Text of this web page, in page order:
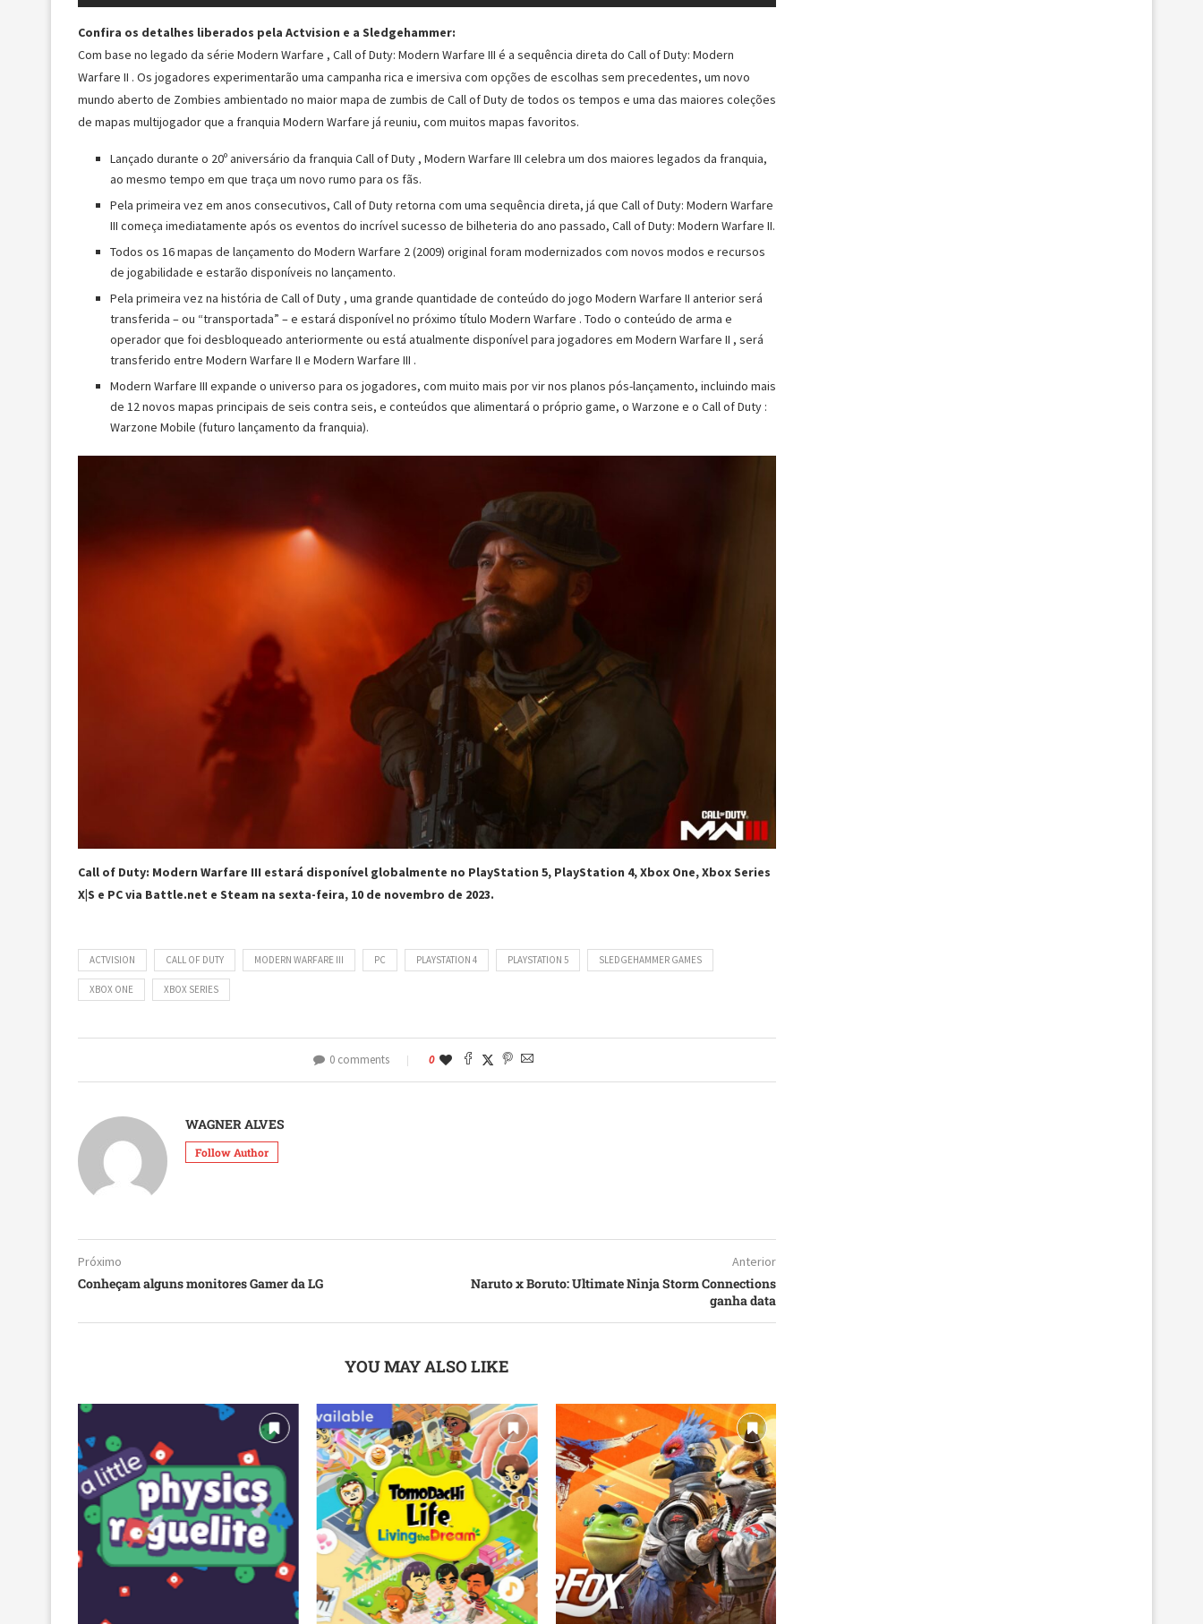
Confira os detalhes liberados pela Actvision e a Sledgehammer:
Com base no legado da série Modern Warfare , Call of Duty: Modern Warfare III é a sequência direta do Call of Duty: Modern
Warfare II . Os jogadores experimentarão uma campanha rica e imersiva com opções de escolhas sem precedentes, um novo
mundo aberto de Zombies ambientado no maior mapa de zumbis de Call of Duty de todos os tempos e uma das maiores coleções
de mapas multijogador que a franquia Modern Warfare já reuniu, com muitos mapas favoritos.
Lançado durante o 20º aniversário da franquia Call of Duty , Modern Warfare III celebra um dos maiores legados da franquia,
ao mesmo tempo em que traça um novo rumo para os fãs.
Pela primeira vez em anos consecutivos, Call of Duty retorna com uma sequência direta, já que Call of Duty: Modern Warfare
III começa imediatamente após os eventos do incrível sucesso de bilheteria do ano passado, Call of Duty: Modern Warfare II.
Todos os 16 mapas de lançamento do Modern Warfare 2 (2009) original foram modernizados com novos modos e recursos
de jogabilidade e estarão disponíveis no lançamento.
Pela primeira vez na história de Call of Duty , uma grande quantidade de conteúdo do jogo Modern Warfare II anterior será
transferida – ou “transportada” – e estará disponível no próximo título Modern Warfare . Todo o conteúdo de arma e
operador que foi desbloqueado anteriormente ou está atualmente disponível para jogadores em Modern Warfare II , será
transferido entre Modern Warfare II e Modern Warfare III .
Modern Warfare III expande o universo para os jogadores, com muito mais por vir nos planos pós-lançamento, incluindo mais
de 12 novos mapas principais de seis contra seis, e conteúdos que alimentará o próprio game, o Warzone e o Call of Duty :
Warzone Mobile (futuro lançamento da franquia).
Call of Duty: Modern Warfare III estará disponível globalmente no PlayStation 5, PlayStation 4, Xbox One, Xbox Series
X|S e PC via Battle.net e Steam na sexta-feira, 10 de novembro de 2023.
ACTVISION CALL OF DUTY MODERN WARFARE III PC PLAYSTATION 4 PLAYSTATION 5 SLEDGEHAMMER GAMES
XBOX ONE XBOX SERIES
0 comments 0
WAGNER ALVES
Follow Author
Próximo
Conheçam alguns monitores Gamer da LG
Anterior
Naruto x Boruto: Ultimate Ninja Storm Connections
ganha data
YOU MAY ALSO LIKE